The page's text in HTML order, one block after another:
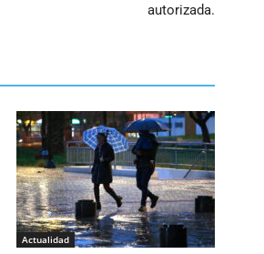
autorizada.
Actualidad